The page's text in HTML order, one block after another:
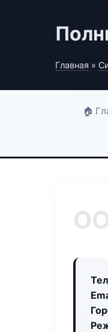
Главная »
🏠